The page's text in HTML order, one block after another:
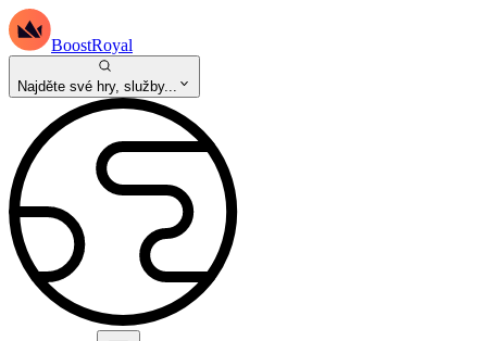
BoostRoyal
Najděte své hry, služby...